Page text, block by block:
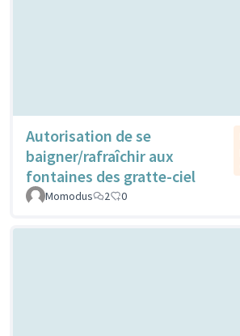
Autorisation de se
baigner/rafraîchir aux
fontaines des gratte-ciel
Momodus 2 0